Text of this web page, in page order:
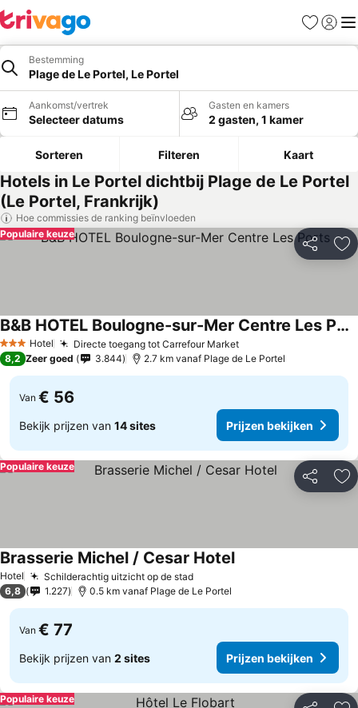
Favorieten
Bestemming
Plage de Le Portel, Le Portel
Aankomst/vertrek
Selecteer datums
Gasten en kamers
2 gasten, 1 kamer
Sorteren Filteren Kaart
Hotels in Le Portel dichtbij Plage de Le Portel
(Le Portel, Frankrijk)
Hoe commissies de ranking beïnvloeden
Delen
Populaire keuze
3 SterrenHotel Directe toegang tot Carrefour Market
B&B HOTEL Boulogne-sur-Mer Centre Les Ports
8,2 Zeer goed 3.844 2.7 km vanaf Plage de Le Portel
Van € 56
Bekijk prijzen van 14 sites Prijzen bekijken
Delen
Populaire keuze
Hotel Schilderachtig uitzicht op de stad
Brasserie Michel / Cesar Hotel
6,8 1.227 0.5 km vanaf Plage de Le Portel
Van € 77
Bekijk prijzen van 2 sites Prijzen bekijken
Populaire keuze